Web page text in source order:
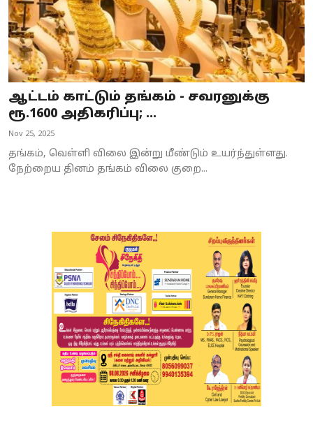
Tamilnadu
National
World
Astrology
Spirituality
Weather
ஆட்டம் காட்டும் தங்கம் - சவரனுக்கு
ரூ.1600 அதிகரிப்பு; ...
Nov 25, 2025
தங்கம், வெள்ளி விலை இன்று மீண்டும் உயர்ந்துள்ளது.
நேற்றைய தினம் தங்கம் விலை குறை...